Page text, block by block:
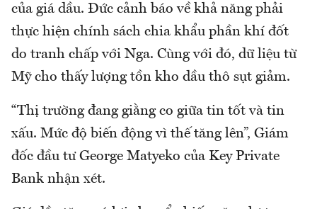
của giá dầu. Đức cảnh báo về khả năng phải
thực hiện chính sách chia khẩu phần khí đốt
do tranh chấp với Nga. Cùng với đó, dữ liệu từ
Mỹ cho thấy lượng tồn kho dầu thô sụt giảm.
“Thị trường đang giằng co giữa tin tốt và tin
xấu. Mức độ biến động vì thế tăng lên”, Giám
đốc đầu tư George Matyeko của Key Private
Bank nhận xét.